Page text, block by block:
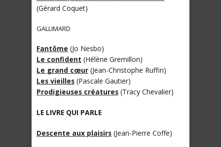
(Gérard Coquet)
GALLIMARD
Fantôme (Jo Nesbo)
Le confident (Hélène Gremillon)
Le grand cœur (Jean-Christophe Ruffin)
Les vieilles (Pascale Gautier)
Prodigieuses créatures (Tracy Chevalier)
LE LIVRE QUI PARLE
Descente aux plaisirs (Jean-Pierre Coffe)